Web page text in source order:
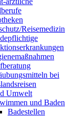
Reisemedizin
bei
Umwelt
und Baden
Badestellen